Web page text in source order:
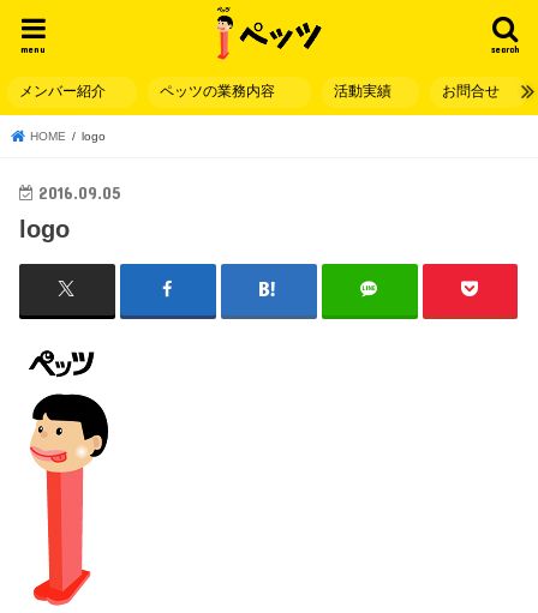
search
menu
メンバー紹介 ペッツの業務内容 活動実績 お問合せ
HOME logo
2016.09.05
logo